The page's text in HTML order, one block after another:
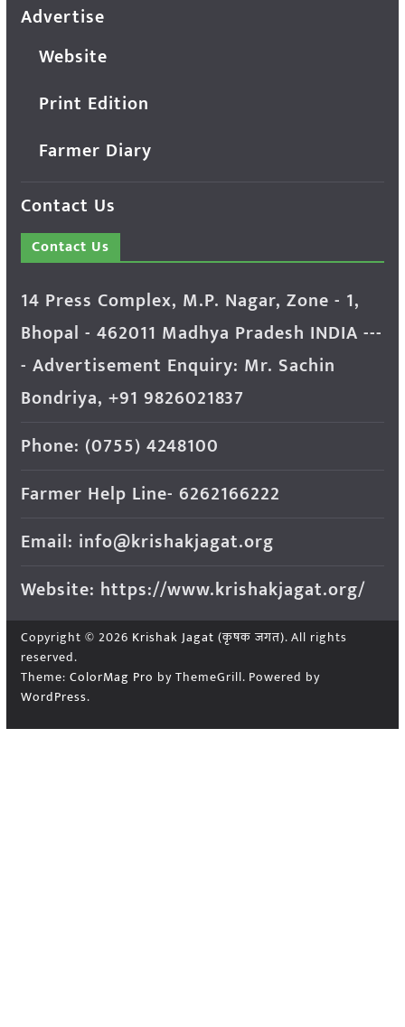
Advertise
Website
Print Edition
Farmer Diary
Contact Us
Contact Us
14 Press Complex, M.P. Nagar, Zone - 1,
Bhopal - 462011 Madhya Pradesh INDIA ---
- Advertisement Enquiry: Mr. Sachin
Bondriya, +91 9826021837
Phone: (0755) 4248100
Farmer Help Line- 6262166222
Email: info@krishakjagat.org
Website: https://www.krishakjagat.org/
Copyright © 2026 Krishak Jagat (कृषक जगत). All rights
reserved.
Theme: ColorMag Pro by ThemeGrill. Powered by
WordPress.